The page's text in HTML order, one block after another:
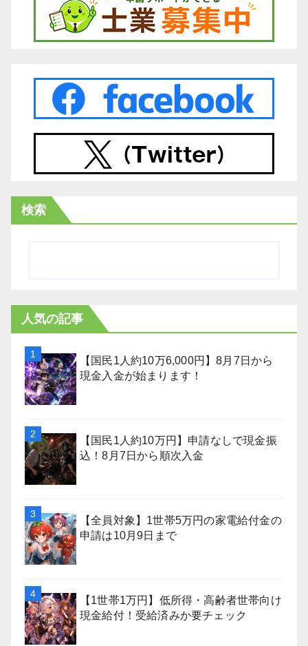
検索
人気の記事
【国民1人約10万6,000円】8月7日から
現金入金が始まります！
【国民1人約10万円】申請なしで現金振
込！8月7日から順次入金
【全員対象】1世帯5万円の家電給付金の
申請は10月9日まで
【1世帯1万円】低所得・高齢者世帯向け
現金給付！受給済みか要チェック